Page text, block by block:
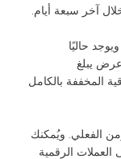
آخر سبعة أيام.
. ويوجد حاليًا
يبلغ
المخففة بالكامل
الفعلي. ويُمكنك
العملات الرقمية